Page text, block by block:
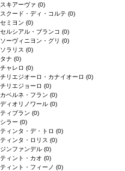
スキアーヴァ (0)
スクード・ディ・コルテ (0)
セミヨン (0)
セルシアル・ブランコ (0)
ソーヴィニヨン・グリ (0)
ソラリス (0)
タナ (0)
チャレロ (0)
チリエジオーロ・カナイオーロ (0)
チリエジョーロ (0)
カベルネ・フラン (0)
ディオリノワール (0)
ティブラン (0)
シラー (0)
ティンタ・デ・トロ (0)
ティンタ・ロリス (0)
ジンファンデル (0)
ティント・カオ (0)
ティント・フィーノ (0)